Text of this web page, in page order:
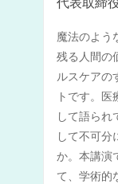
魔法のよ
残る人間の
ルスケアの
トです。
して語られ
して不可分
か。本講演
て、学術的